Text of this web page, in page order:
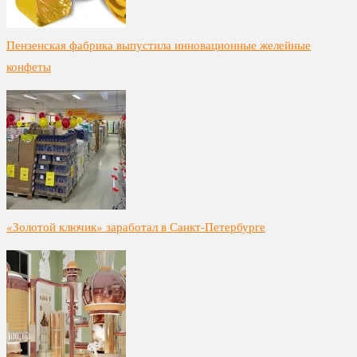
Пензенская фабрика выпустила инновационные желейные
конфеты
«Золотой ключик» заработал в Санкт-Петербурге